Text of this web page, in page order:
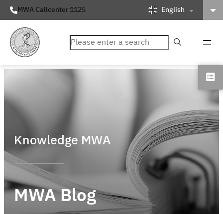
MWA Callcenter 1125 English
ค้นหา
Knowledge MWA
MWA Blog